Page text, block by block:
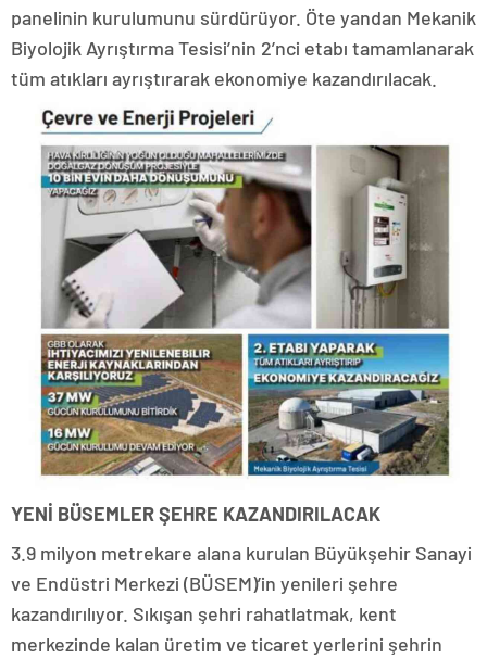
panelinin kurulumunu sürdürüyor. Öte yandan Mekanik
Biyolojik Ayrıştırma Tesisi’nin 2’nci etabı tamamlanarak
tüm atıkları ayrıştırarak ekonomiye kazandırılacak.
YENİ BÜSEMLER ŞEHRE KAZANDIRILACAK
3.9 milyon metrekare alana kurulan Büyükşehir Sanayi
ve Endüstri Merkezi (BÜSEM)’in yenileri şehre
kazandırılıyor. Sıkışan şehri rahatlatmak, kent
merkezinde kalan üretim ve ticaret yerlerini şehrin